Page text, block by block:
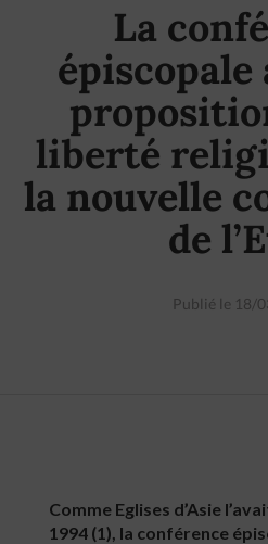
La
épiscopale
liberté
la nouvelle
de
Publié le 18/
Comme Eglises d’Asie
1994 (1), la conférence